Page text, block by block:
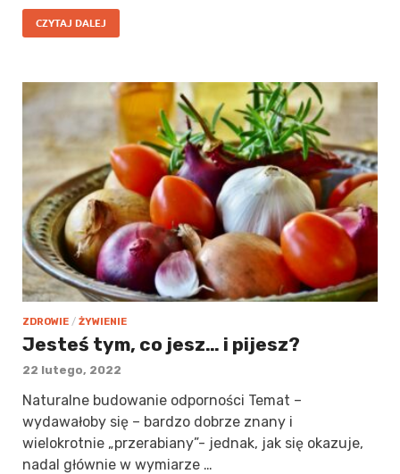
CZYTAJ DALEJ
ZDROWIE / ŻYWIENIE
Jesteś tym, co jesz… i pijesz?
22 lutego, 2022
Naturalne budowanie odporności Temat –
wydawałoby się – bardzo dobrze znany i
wielokrotnie „przerabiany”- jednak, jak się okazuje,
nadal głównie w wymiarze …